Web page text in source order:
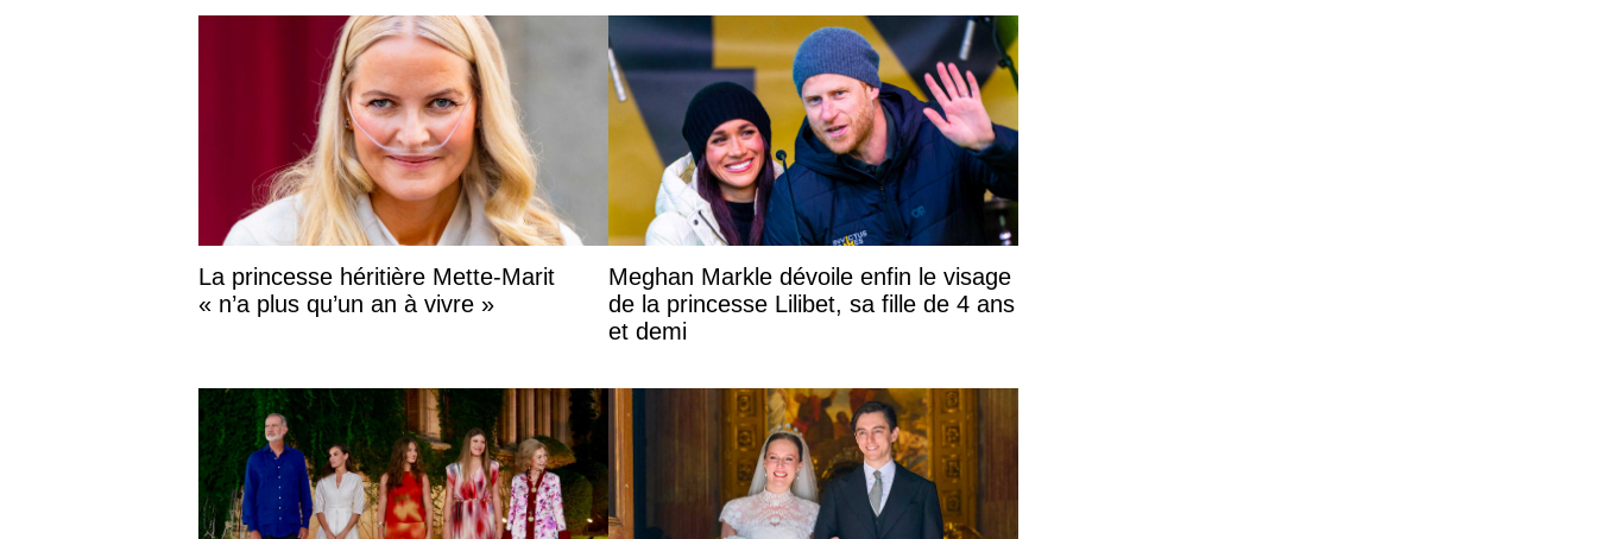
La princesse héritière Mette-Marit
« n’a plus qu’un an à vivre »
Meghan Markle dévoile enfin le visage
de la princesse Lilibet, sa fille de 4 ans
et demi